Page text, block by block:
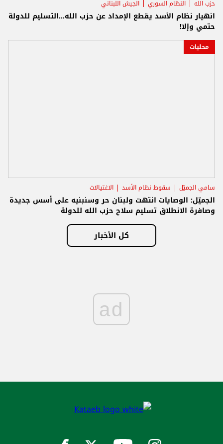
حزب الله النظام السوري الجيش اللبناني
انهيار نظام الأسد يقطع الإمداد عن حزب الله...التسليم للدولة
حتمي وإلا!
محليات
سامي الجميّل سقوط نظام الأسد الاغتيالات
الجميّل: الوصايات انتهت ولبنان حر وسنبنيه على أسس جديدة
وصافرة الانطلاق تسليم سلاح حزب الله للدولة
كل الأخبار
ad